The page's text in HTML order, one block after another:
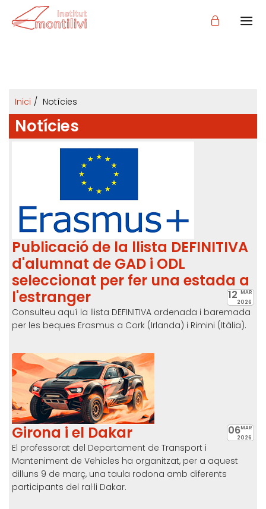
Inici Notícies
Notícies
Publicació de la llista DEFINITIVA
d'alumnat de GAD i ODL
seleccionat per fer una estada a
l'estranger
12 MAR
2026
Consulteu aquí la llista DEFINITIVA ordenada i baremada
per les beques Erasmus a Cork (Irlanda) i Rimini (Itàlia).
Girona i el Dakar 06MAR
2026
El professorat del Departament de Transport i
Manteniment de Vehicles ha organitzat, per a aquest
dilluns 9 de març, una taula rodona amb diferents
participants del ral·li Dakar.